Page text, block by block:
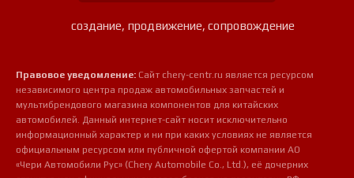
создание, продвижение, сопровождение
Правовое уведомление: Сайт chery-centr.ru является ресурсом
независимого центра продаж автомобильных запчастей и
мультибрендового магазина компонентов для китайских
автомобилей. Данный интернет-сайт носит исключительно
информационный характер и ни при каких условиях не является
официальным ресурсом или публичной офертой компании АО
«Чери Автомобили Рус» (Chery Automobile Co., Ltd.), её дочерних